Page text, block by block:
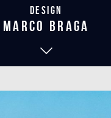
Design
marco braga